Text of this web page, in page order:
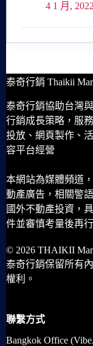
4 1 月, 2022
泰奇行銷 Thaikii
泰奇行銷協助台灣
行銷成長策略，服
投放、網頁製作、
容平台經營
本網站為媒體頻道
動產廣告，相關警
國外不動產投資，
件並審慎考量後再
© 2026 THAIKII
泰奇行銷保留所有
權利。
聯繫方式
Bangkok Office